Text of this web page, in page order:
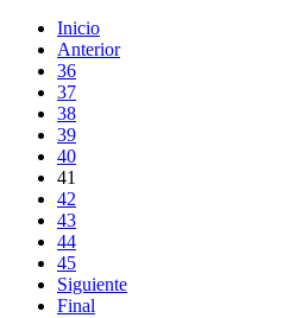
Inicio
Anterior
36
37
38
39
40
41
42
43
44
45
Siguiente
Final